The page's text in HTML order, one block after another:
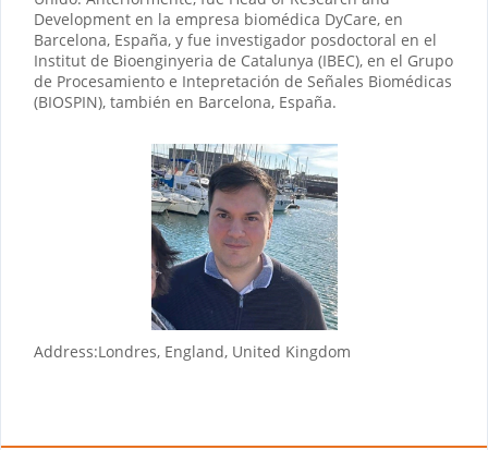
Development en la empresa biomédica DyCare, en
Barcelona, España, y fue investigador posdoctoral en el
Institut de Bioenginyeria de Catalunya (IBEC), en el Grupo
de Procesamiento e Intepretación de Señales Biomédicas
(BIOSPIN), también en Barcelona, España.
Address:Londres, England, United Kingdom